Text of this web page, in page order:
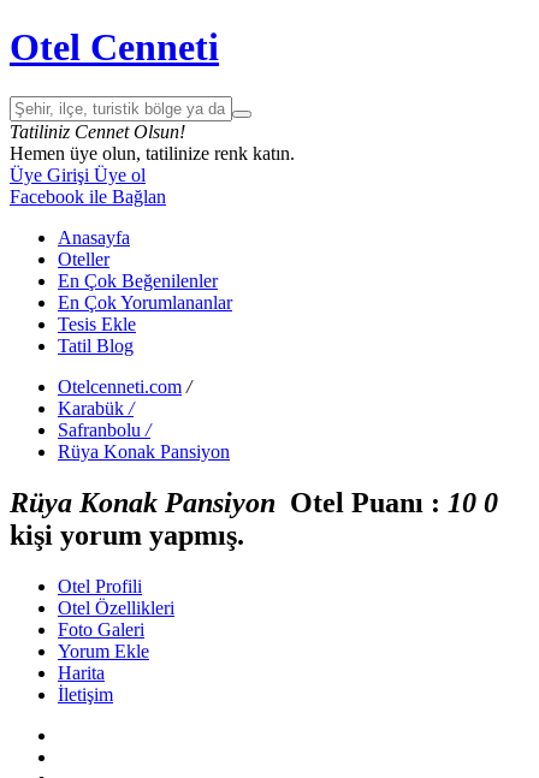
Otel Cenneti
Tatiliniz Cennet Olsun!
Hemen üye olun, tatilinize renk katın.
Üye Girişi Üye ol
Facebook ile Bağlan
Anasayfa
Oteller
En Çok Beğenilenler
En Çok Yorumlananlar
Tesis Ekle
Tatil Blog
Otelcenneti.com /
Karabük /
Safranbolu /
Rüya Konak Pansiyon
Rüya Konak Pansiyon Otel Puanı : 10 0
kişi yorum yapmış.
Otel Profili
Otel Özellikleri
Foto Galeri
Yorum Ekle
Harita
İletişim